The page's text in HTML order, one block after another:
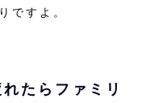
ですよ。
たらファミリ